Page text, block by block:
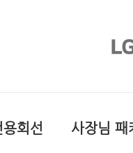
용회선 사장님 패